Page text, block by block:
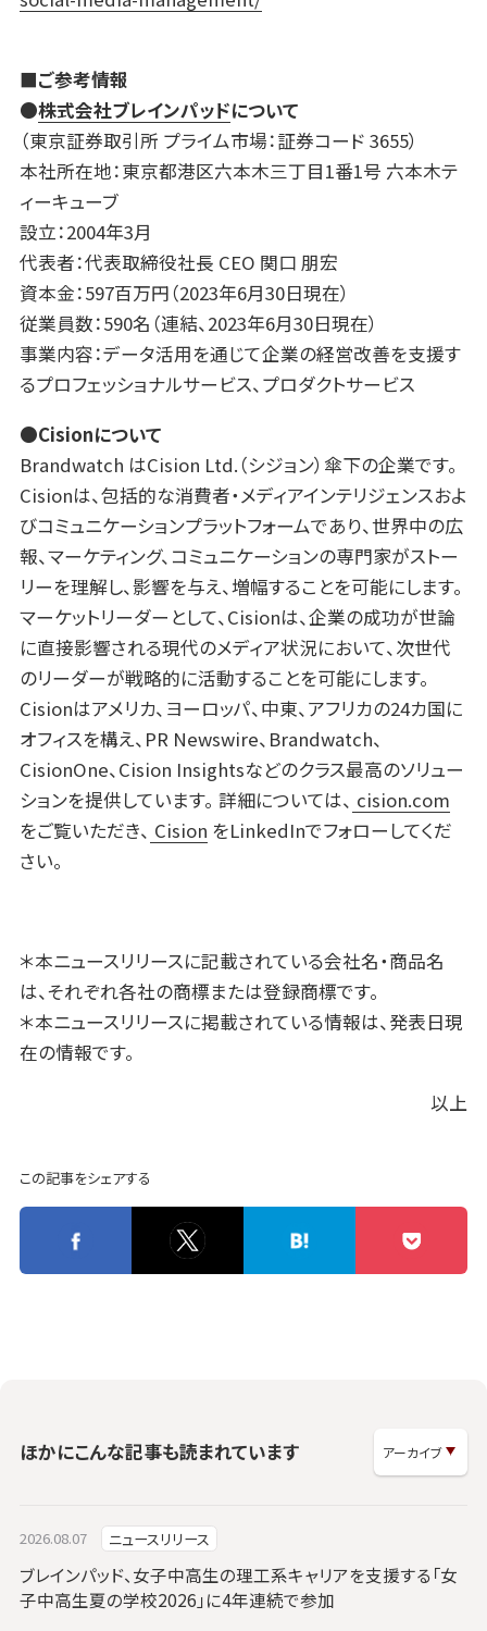
■ご参考情報
●株式会社ブレインパッドについて
（東京証券取引所 プライム市場：証券コード 3655）
本社所在地：東京都港区六本木三丁目1番1号 六本木テ
ィーキューブ
設立：2004年3月
代表者：代表取締役社長 CEO 関口 朋宏
資本金：597百万円（2023年6月30日現在）
従業員数：590名（連結、2023年6月30日現在）
事業内容：データ活用を通じて企業の経営改善を支援す
るプロフェッショナルサービス、プロダクトサービス
●Cisionについて
Brandwatch はCision Ltd.（シジョン）傘下の企業です。
Cisionは、包括的な消費者・メディアインテリジェンスおよ
びコミュニケーションプラットフォームであり、世界中の広
報、マーケティング、コミュニケーションの専門家がストー
リーを理解し、影響を与え、増幅することを可能にします。
マーケットリーダーとして、Cisionは、企業の成功が世論
に直接影響される現代のメディア状況において、次世代
のリーダーが戦略的に活動することを可能にします。
Cisionはアメリカ、ヨーロッパ、中東、アフリカの24カ国に
オフィスを構え、PR Newswire、Brandwatch、
CisionOne、Cision Insightsなどのクラス最高のソリュー
ションを提供しています。 詳細については、 cision.com
をご覧いただき、 Cision をLinkedInでフォローしてくだ
さい。
＊本ニュースリリースに記載されている会社名・商品名
は、それぞれ各社の商標または登録商標です。
＊本ニュースリリースに掲載されている情報は、発表日現
在の情報です。
以上
この記事をシェアする
ほかにこんな記事も読まれています
2026.08.07 ニュースリリース
ブレインパッド、女子中高生の理工系キャリアを支援する「女
子中高生夏の学校2026」に4年連続で参加